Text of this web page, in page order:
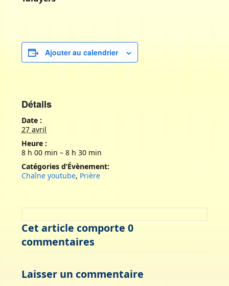
Ajouter au calendrier
Détails
Date :
27 avril
Heure :
8 h 00 min – 8 h 30 min
Catégories d’Évènement:
Chaîne youtube, Prière
Cet article comporte 0
commentaires
Laisser un commentaire